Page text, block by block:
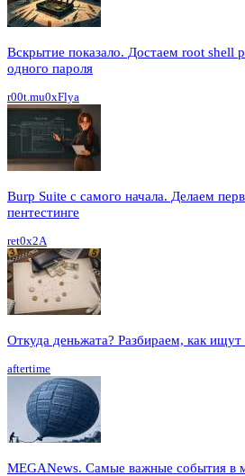
Вскрытие показало. Достаем root shell
одного пароля
r00t.mu0xFlya
Burp Suite с самого начала. Делаем
пентестинге
ret0x2A
Откуда деньжата? Разбираем, как
aftertime
MEGANews. Cамые важные события в